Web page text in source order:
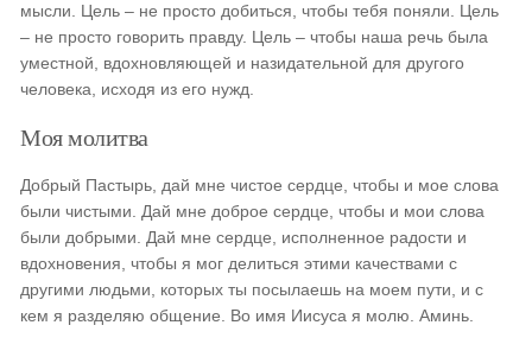
мысли. Цель – не просто добиться, чтобы тебя поняли. Цель
– не просто говорить правду. Цель – чтобы наша речь была
уместной, вдохновляющей и назидательной для другого
человека, исходя из его нужд.
Моя молитва
Добрый Пастырь, дай мне чистое сердце, чтобы и мое слова
были чистыми. Дай мне доброе сердце, чтобы и мои слова
были добрыми. Дай мне сердце, исполненное радости и
вдохновения, чтобы я мог делиться этими качествами с
другими людьми, которых ты посылаешь на моем пути, и с
кем я разделяю общение. Во имя Иисуса я молю. Аминь.